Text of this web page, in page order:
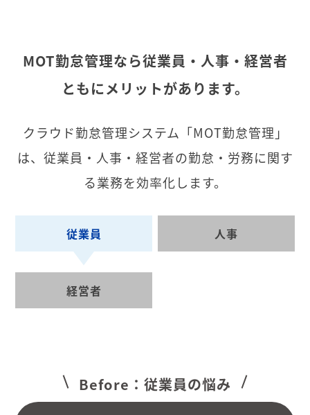
MOT勤怠管理なら従業員・人事・経営者
ともにメリットがあります。
クラウド勤怠管理システム「MOT勤怠管理」
は、従業員・人事・経営者の勤怠・労務に関す
る業務を効率化します。
従業員 人事
経営者
Before：従業員の悩み